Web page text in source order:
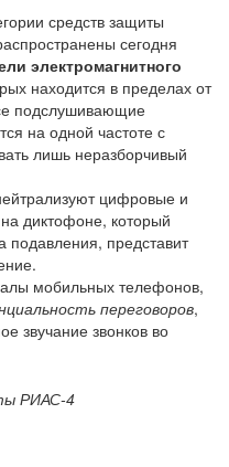
средств защиты
сегодня
электромагнитного
находится в пределах от
подслушивающие
на одной частоте с
лишь неразборчивый
цифровые и
диктофоне, который
подавления, представит
мобильных телефонов,
переговоров,
звучание звонков во
РИАС-4